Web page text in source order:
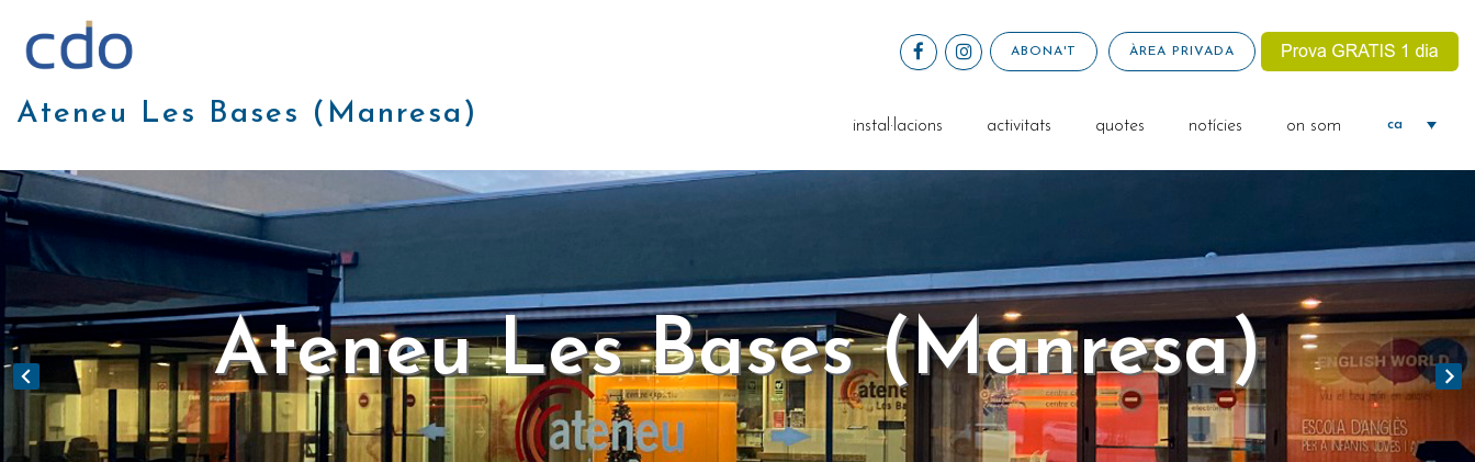
contingut
ABONA'T ÀREA PRIVADA
Ateneu Les Bases (Manresa) instal·lacions activitats quotes notícies on som ca
Ateneu Les Bases (Manresa)